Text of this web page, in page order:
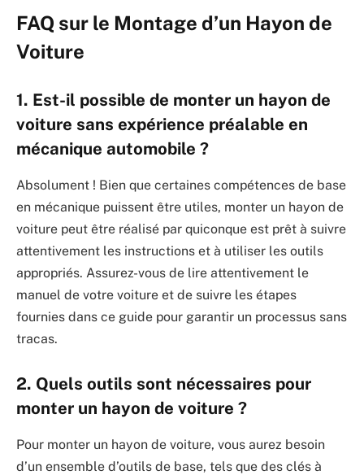
FAQ sur le Montage d’un Hayon de
Voiture
1. Est-il possible de monter un hayon de
voiture sans expérience préalable en
mécanique automobile ?
Absolument ! Bien que certaines compétences de base
en mécanique puissent être utiles, monter un hayon de
voiture peut être réalisé par quiconque est prêt à suivre
attentivement les instructions et à utiliser les outils
appropriés. Assurez-vous de lire attentivement le
manuel de votre voiture et de suivre les étapes
fournies dans ce guide pour garantir un processus sans
tracas.
2. Quels outils sont nécessaires pour
monter un hayon de voiture ?
Pour monter un hayon de voiture, vous aurez besoin
d’un ensemble d’outils de base, tels que des clés à